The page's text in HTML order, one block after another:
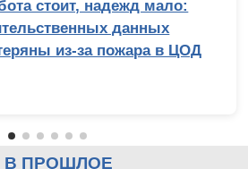
стоит, надежд мало:
данных
из-за пожара в ЦОД
В ПРОШЛОЕ